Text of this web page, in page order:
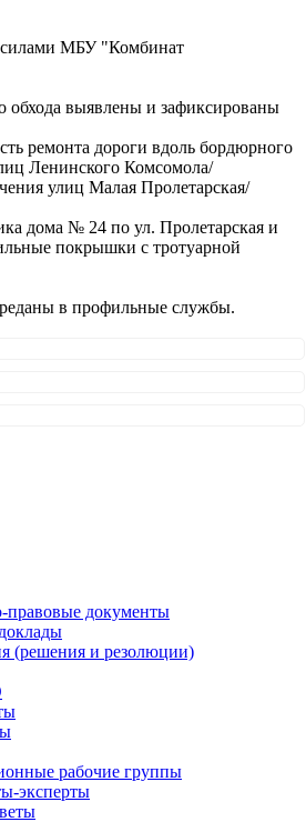
силами МБУ "Комбинат
обхода выявлены и зафиксированы
ремонта дороги вдоль бордюрного
Ленинского Комсомола/
улиц Малая Пролетарская/
дома № 24 по ул. Пролетарская и
покрышки с тротуарной
в профильные службы.
правовые документы
(решения и резолюции)
рабочие группы
эксперты